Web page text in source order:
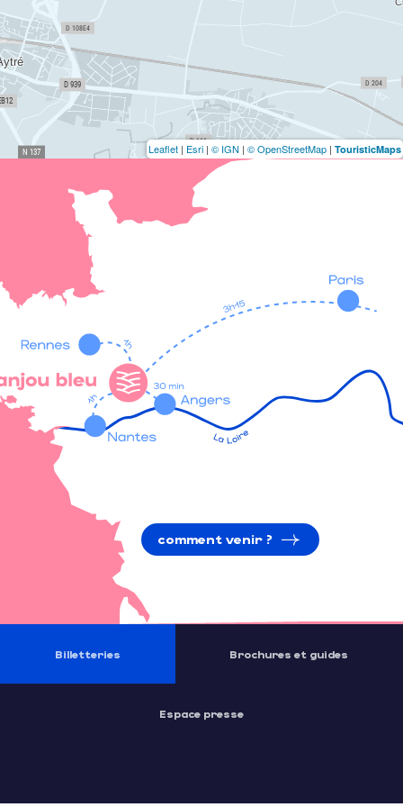
Leaflet | Esri | © IGN | © OpenStreetMap | TouristicMaps
comment venir ?
Billetteries Brochures et guides
Espace presse